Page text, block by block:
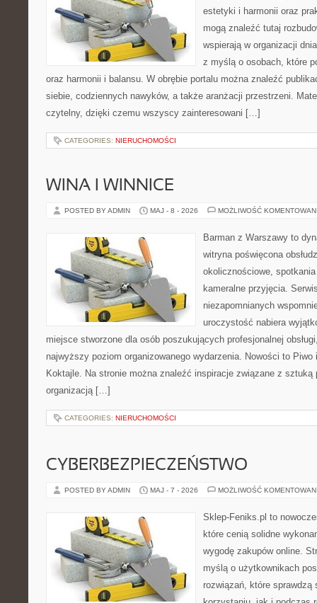
estetyki i harmonii oraz
mogą znaleźć tutaj
wspierają w organizacji
z myślą o osobach, które
oraz harmonii i balansu. W obrębie portalu można znaleźć
siebie, codziennych nawyków, a także aranżacji przestrzeni.
czytelny, dzięki czemu wszyscy zainteresowani […]
CATEGORIES: NIERUCHOMOŚCI
WINA I WINNICE
POSTED BY ADMIN MAJ - 8 - 2026 MOŻLIWOŚĆ
Barman z Warszawy to
witryna poświęcona
okolicznościowe,
kameralne przyjęcia.
niezapomnianych
uroczystość nabiera
miejsce stworzone dla osób poszukujących profesjonalnej
najwyższy poziom organizowanego wydarzenia. Nowości to
Koktajle. Na stronie można znaleźć inspiracje związane z sztuką
organizacją […]
CATEGORIES: NIERUCHOMOŚCI
CYBERBEZPIECZEŃSTWO
POSTED BY ADMIN MAJ - 7 - 2026 MOŻLIWOŚĆ
Sklep-Feniks.pl to
które cenią solidne
wygodę zakupów online.
myślą o użytkownikach
rozwiązań, które sprawdzą